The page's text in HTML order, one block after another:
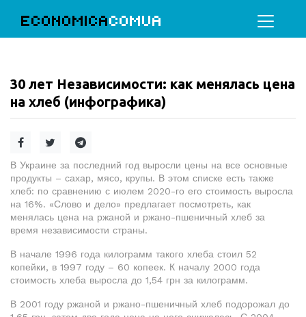
ECONOMICACOMUA
30 лет Независимости: как менялась цена
на хлеб (инфографика)
В Украине за последний год выросли цены на все основные
продукты – сахар, мясо, крупы. В этом списке есть также
хлеб: по сравнению с июлем 2020-го его стоимость выросла
на 16%. «Слово и дело» предлагает посмотреть, как
менялась цена на ржаной и ржано-пшеничный хлеб за
время независимости страны.
В начале 1996 года килограмм такого хлеба стоил 52
копейки, в 1997 году – 60 копеек. К началу 2000 года
стоимость хлеба выросла до 1,54 грн за килограмм.
В 2001 году ржаной и ржано-пшеничный хлеб подорожал до